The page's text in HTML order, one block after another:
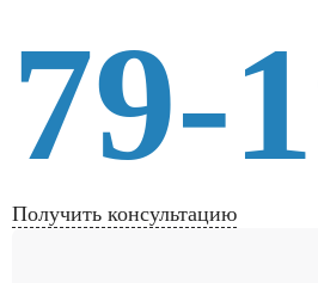
79-
Получить консультацию